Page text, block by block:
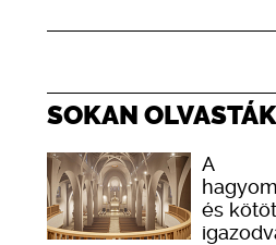
SOKAN OLVASTÁK
A
és